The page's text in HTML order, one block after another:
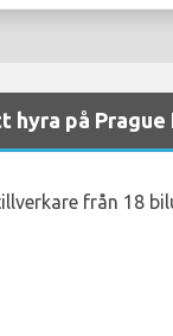
på Prague
från 18